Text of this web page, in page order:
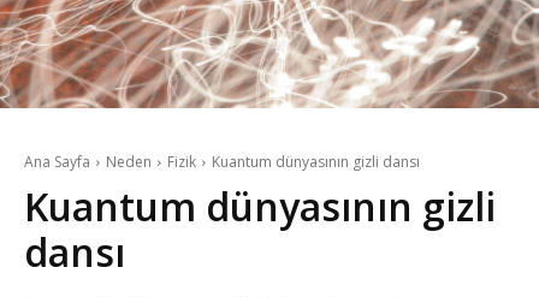
Ana Sayfa Neden Fizik Kuantum dünyasının gizli dansı
Kuantum dünyasının gizli
dansı